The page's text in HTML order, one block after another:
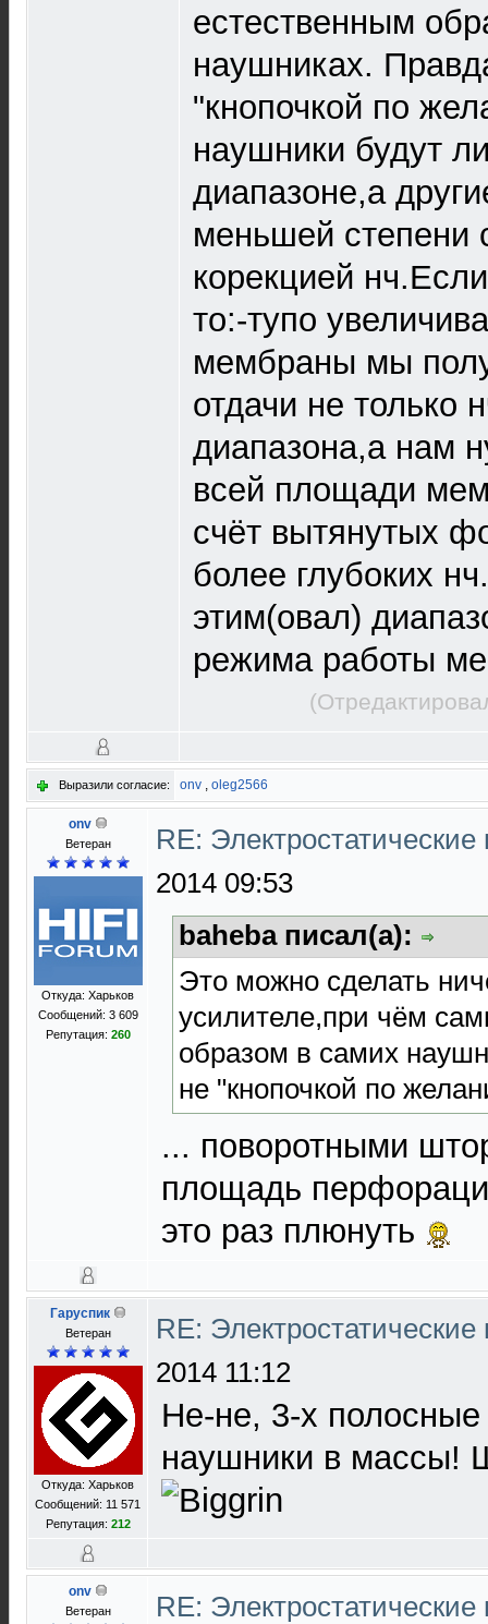
естественным
наушниках.
"кнопочкой по
наушники будут
диапазоне,а
меньшей степени
корекцией
то:-тупо
мембраны мы
отдачи не только
диапазона,а нам
всей площади
счёт вытянутых
более глубоких
этим(овал)
режима работы
Выразили согласие: onv , oleg2566
onv
Ветеран
Откуда: Харьков
Сообщений: 3 609
Репутация: 260
RE:
2014 09:53
baheba писал(а):
Это можно сделать
усилителе,при чём
образом в самих
не "кнопочкой по
... поворотными
площадь
это раз плюнуть
Гаруспик
Ветеран
Откуда: Харьков
Сообщений: 11 571
Репутация: 212
RE:
2014 11:12
Не-не, 3-х полосные
наушники в массы!
onv
Ветеран
RE: